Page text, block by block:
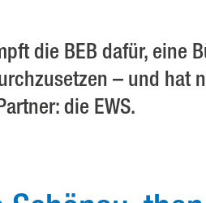
die BEB dafür, eine
– und hat
die EWS.